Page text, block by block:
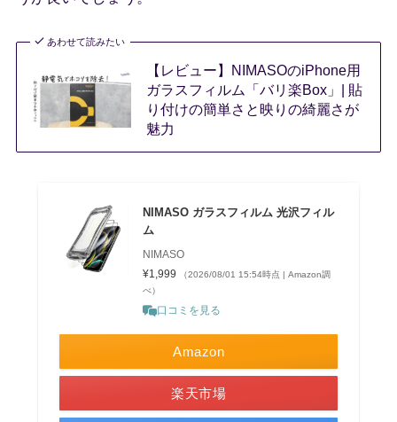
あわせて読みたい
【レビュー】NIMASOのiPhone用
ガラスフィルム「バリ楽Box」| 貼
り付けの簡単さと映りの綺麗さが
魅力
NIMASO ガラスフィルム 光沢フィル
ム
NIMASO
¥1,999
（2026/08/01 15:54時点 | Amazon調
べ）
口コミを見る
Amazon
楽天市場